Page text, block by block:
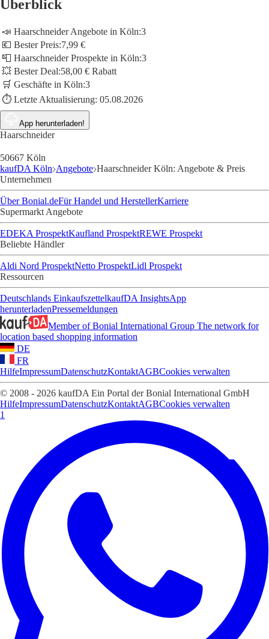
Überblick
📣 Haarschneider Angebote in Köln:3
💶 Bester Preis:7,99 €
📮 Haarschneider Prospekte in Köln:3
💥 Bester Deal:58,00 € Rabatt
🛒 Geschäfte in Köln:3
⏱️ Letzte Aktualisierung: 05.08.2026
App herunterladen!
Haarschneider
50667 Köln
kaufDA Köln Angebote Haarschneider Köln: Angebote & Preis
Unternehmen
Über Bonial.deFür Handel und HerstellerKarriere
Supermarkt Angebote
EDEKA ProspektKaufland ProspektREWE Prospekt
Beliebte Händler
Aldi Nord ProspektNetto ProspektLidl Prospekt
Ressourcen
Deutschlands EinkaufszettelkaufDA InsightsApp
herunterladenPressemeldungen
Member of Bonial International Group The network for
location based shopping information
DE
FR
HilfeImpressumDatenschutzKontaktAGBCookies verwalten
© 2008 - 2026 kaufDA Ein Portal der Bonial International GmbH
HilfeImpressumDatenschutzKontaktAGBCookies verwalten
1